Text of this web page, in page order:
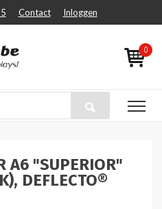
Contact Inloggen
0
A6 "SUPERIOR"
DEFLECTO®